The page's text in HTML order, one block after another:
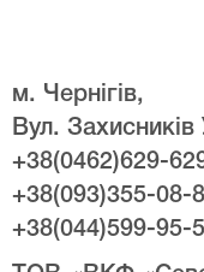
м. Чернігів,
Вул. Захисників
+38(0462)629-
+38(093)355-08-
+38(044)599-95-